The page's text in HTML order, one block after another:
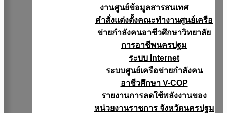
งานศูนย์ข้อมูลสารสนเทศ
คำสั่งแต่งตั้งคณะทำงานศูนย์เครือ
ข่ายกำลังคนอาชีวศึกษาวิทยาลัย
การอาชีพนครปฐม
ระบบ Internet
ระบบศูนย์เครือข่ายกำลังคน
อาชีวศึกษา V-COP
รายงานการลดใช้พลังงานของ
หน่วยงานราชการ จังหวัดนครปฐม